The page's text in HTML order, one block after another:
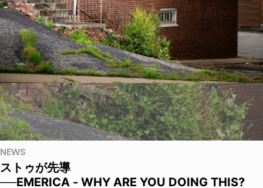
NEWS
ストゥが先導
──EMERICA - WHY ARE YOU DOING THIS?